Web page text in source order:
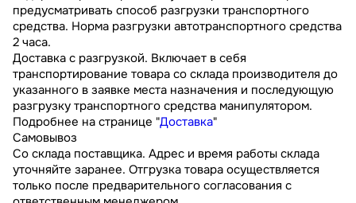
предусматривать способ разгрузки транспортного
средства. Норма разгрузки автотранспортного средства
2 часа.
Доставка с разгрузкой. Включает в себя
транспортирование товара со склада производителя до
указанного в заявке места назначения и последующую
разгрузку транспортного средства манипулятором.
Подробнее на странице "Доставка"
Самовывоз
Со склада поставщика. Адрес и время работы склада
уточняйте заранее. Отгрузка товара осуществляется
только после предварительного согласования с